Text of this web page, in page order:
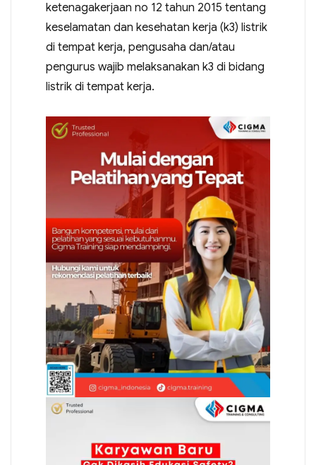
ketenagakerjaan no 12 tahun 2015 tentang
keselamatan dan kesehatan kerja (k3) listrik
di tempat kerja, pengusaha dan/atau
pengurus wajib melaksanakan k3 di bidang
listrik di tempat kerja.